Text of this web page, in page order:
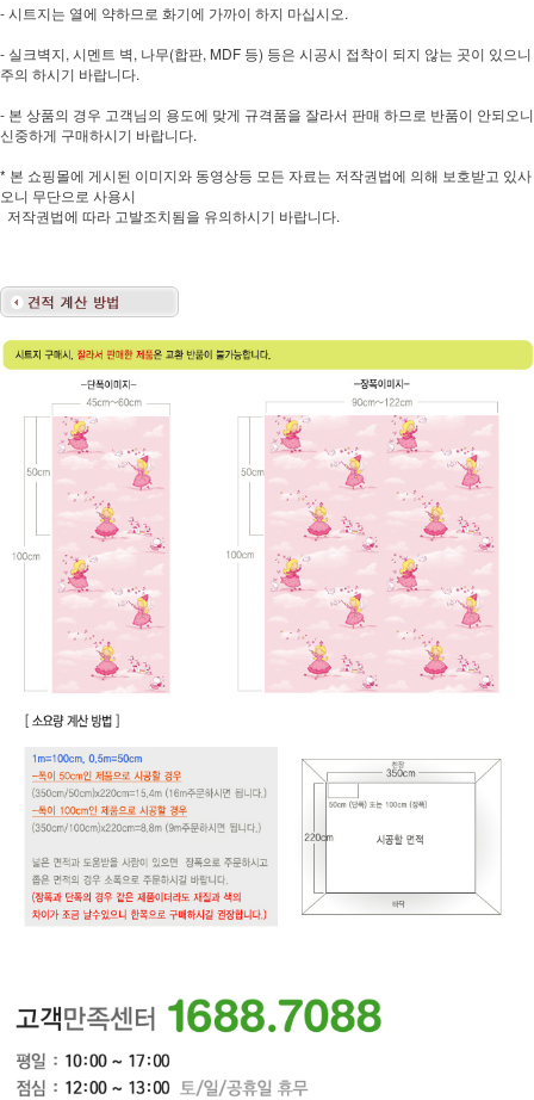
- 시트지는 열에 약하므로 화기에 가까이 하지 마십시오.
- 실크벽지, 시멘트 벽, 나무(합판, MDF 등) 등은 시공시 접착이 되지 않는 곳이 있으니
주의 하시기 바랍니다.
- 본 상품의 경우 고객님의 용도에 맞게 규격품을 잘라서 판매 하므로 반품이 안되오니
신중하게 구매하시기 바랍니다.
* 본 쇼핑몰에 게시된 이미지와 동영상등 모든 자료는 저작권법에 의해 보호받고 있사
오니 무단으로 사용시
저작권법에 따라 고발조치됨을 유의하시기 바랍니다.